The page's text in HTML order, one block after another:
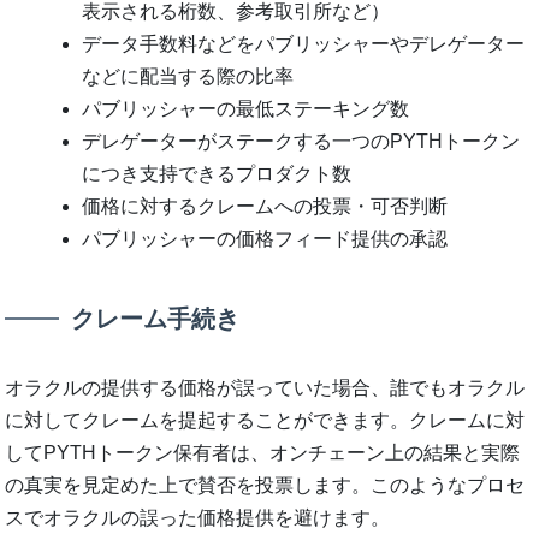
表示される桁数、参考取引所など）
データ手数料などをパブリッシャーやデレゲーター
などに配当する際の比率
パブリッシャーの最低ステーキング数
デレゲーターがステークする一つのPYTHトークン
につき支持できるプロダクト数
価格に対するクレームへの投票・可否判断
パブリッシャーの価格フィード提供の承認
クレーム手続き
オラクルの提供する価格が誤っていた場合、誰でもオラクル
に対してクレームを提起することができます。クレームに対
してPYTHトークン保有者は、オンチェーン上の結果と実際
の真実を見定めた上で賛否を投票します。このようなプロセ
スでオラクルの誤った価格提供を避けます。